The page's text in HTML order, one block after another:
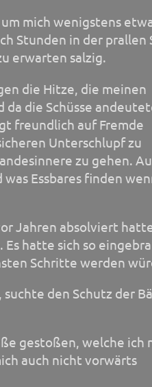
mich wenigstens
Stunden in der prallen
erwarten salzig.
die Hitze, die meinen
die Schüsse
freundlich auf Fremde
Unterschlupf zu
zu gehen.
Essbares finden
Jahren absolviert
Es hatte sich so
Schritte werden
den Schutz der
gestoßen, welche ich
auch nicht vorwärts